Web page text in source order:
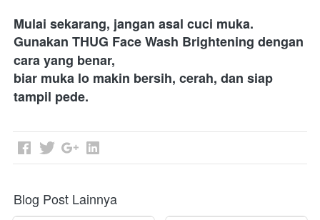
Mulai sekarang, jangan asal cuci muka.
Gunakan THUG Face Wash Brightening dengan
cara yang benar,
biar muka lo makin bersih, cerah, dan siap
tampil pede.
Blog Post Lainnya